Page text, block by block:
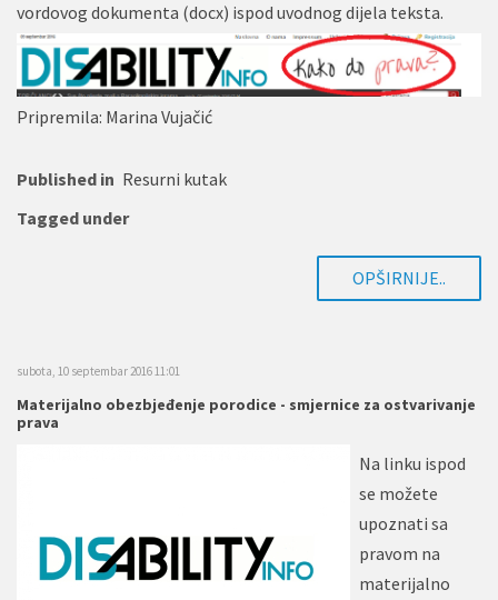
vordovog dokumenta (docx) ispod uvodnog dijela teksta.
Pripremila: Marina Vujačić
Published in Resurni kutak
Tagged under
OPŠIRNIJE..
subota, 10 septembar 2016 11:01
Materijalno obezbjeđenje porodice - smjernice za ostvarivanje
prava
Na linku ispod
se možete
upoznati sa
pravom na
materijalno